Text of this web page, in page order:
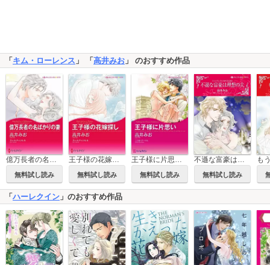
「 キム・ローレンス 」 「 高井みお 」 のおすすめ作品
億万長者の名ばかりの妻
無料試し読み
王子様の花嫁探し
無料試し読み
王子様に片思い(カラー版)
無料試し読み
不遜な富豪は理想の夫
無料試し読み
も
「 ハーレクイン 」のおすすめ作品